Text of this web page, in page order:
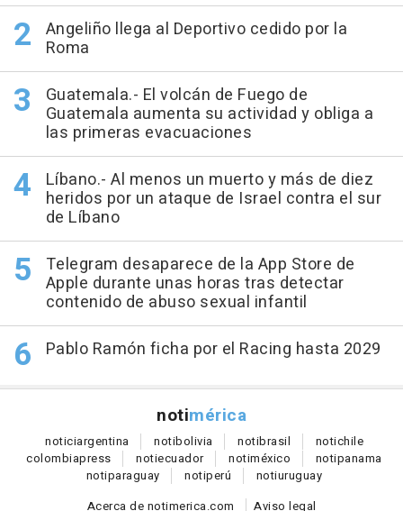
Angeliño llega al Deportivo cedido por la
Roma
Guatemala.- El volcán de Fuego de
Guatemala aumenta su actividad y obliga a
las primeras evacuaciones
Líbano.- Al menos un muerto y más de diez
heridos por un ataque de Israel contra el sur
de Líbano
Telegram desaparece de la App Store de
Apple durante unas horas tras detectar
contenido de abuso sexual infantil
Pablo Ramón ficha por el Racing hasta 2029
notimérica
noticiargentina notibolivia notibrasil notichile
colombiapress notiecuador notiméxico notipanama
notiparaguay notiperú notiuruguay
Acerca de notimerica.com
Aviso legal